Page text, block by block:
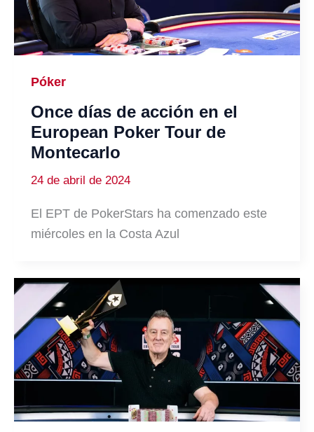
Póker
Once días de acción en el
European Poker Tour de
Montecarlo
24 de abril de 2024
El EPT de PokerStars ha comenzado este
miércoles en la Costa Azul